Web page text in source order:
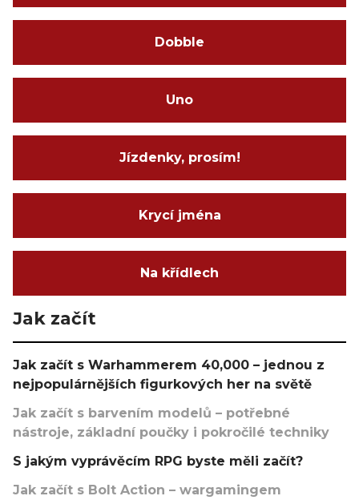
Dobble
Uno
Jízdenky, prosím!
Krycí jména
Na křídlech
Jak začít
Jak začít s Warhammerem 40,000 – jednou z
nejpopulárnějších figurkových her na světě
Jak začít s barvením modelů – potřebné
nástroje, základní poučky i pokročilé techniky
S jakým vyprávěcím RPG byste měli začít?
Jak začít s Bolt Action – wargamingem